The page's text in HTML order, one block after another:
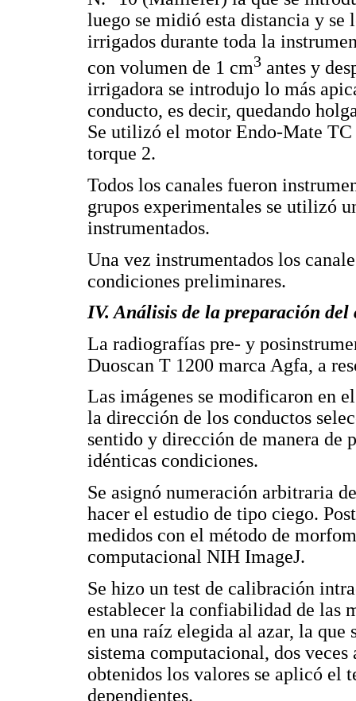
luego se midió esta distancia y se
irrigados durante toda la
con volumen de 1 cm3 antes y
irrigadora se introdujo lo más
conducto, es decir, quedando
Se utilizó el motor Endo-Mate
torque 2.
Todos los canales fueron
grupos experimentales se utilizó
instrumentados.
Una vez instrumentados los
condiciones preliminares.
IV. Análisis de la preparación
La radiografías pre- y
Duoscan T 1200 marca Agfa, a
Las imágenes se modificaron en
la dirección de los conductos
sentido y dirección de manera de
idénticas condiciones.
Se asignó numeración arbitraria
hacer el estudio de tipo ciego.
medidos con el método de
computacional NIH ImageJ.
Se hizo un test de calibración
establecer la confiabilidad de las
en una raíz elegida al azar, la
sistema computacional, dos
obtenidos los valores se aplicó el
dependientes.